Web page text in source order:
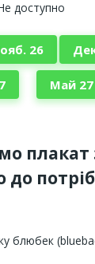
доступно
26
Май 27
плакат
до
блюбек